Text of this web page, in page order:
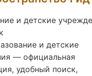
и детские
и детские
— официальная
удобный поиск,